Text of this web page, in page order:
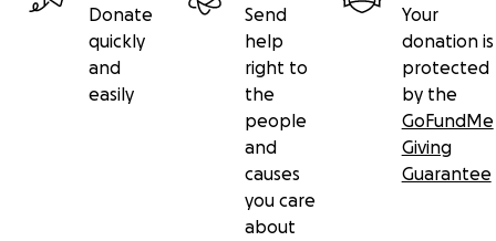
Donate
quickly
and
easily
Send
help
right to
the
people
and
causes
you care
about
Your
donation is
protected
by the
GoFundMe
Giving
Guarantee